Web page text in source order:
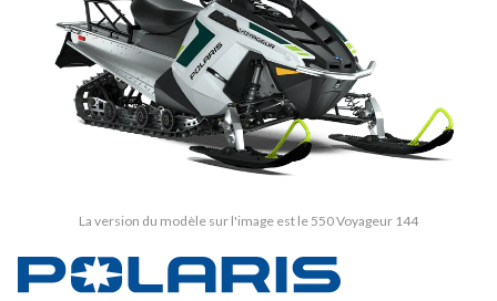
La version du modèle sur l'image est le 550 Voyageur 144